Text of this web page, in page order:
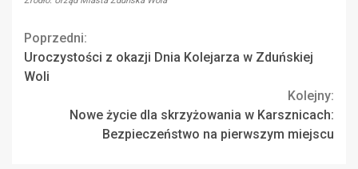
Continue
Reading
Poprzedni:
Uroczystości z okazji Dnia Kolejarza w Zduńskiej
Woli
Kolejny:
Nowe życie dla skrzyżowania w Karsznicach:
Bezpieczeństwo na pierwszym miejscu